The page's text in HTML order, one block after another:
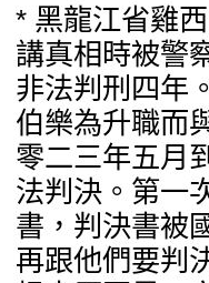
* 黑龍江省雞
講真相時被警
非法判刑四年
伯樂為升職而
零二三年五月
法判決。第一
書，判決書被
再跟他們要判